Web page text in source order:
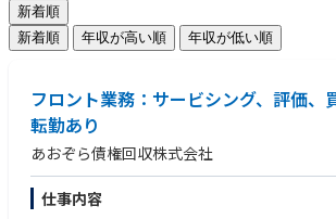
新着順
新着順
年収が高い順 年収が低い順
フロント業務：サービシング、評価
転勤あり
あおぞら債権回収株式会社
仕事内容